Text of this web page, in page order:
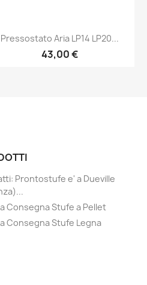
Anteprima
Pressostato Aria LP14 LP20...
43,00 €
Prontostufe e' a Dueville
Consegna Stufe a Pellet
Consegna Stufe Legna